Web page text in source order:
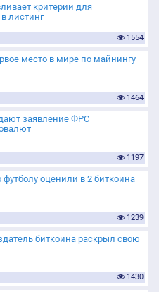
критерии для
листинг
1554
место в мире по майнингу
1464
заявление ФРС
1197
оценили в 2 биткоина
1239
биткоина раскрыл свою
1430